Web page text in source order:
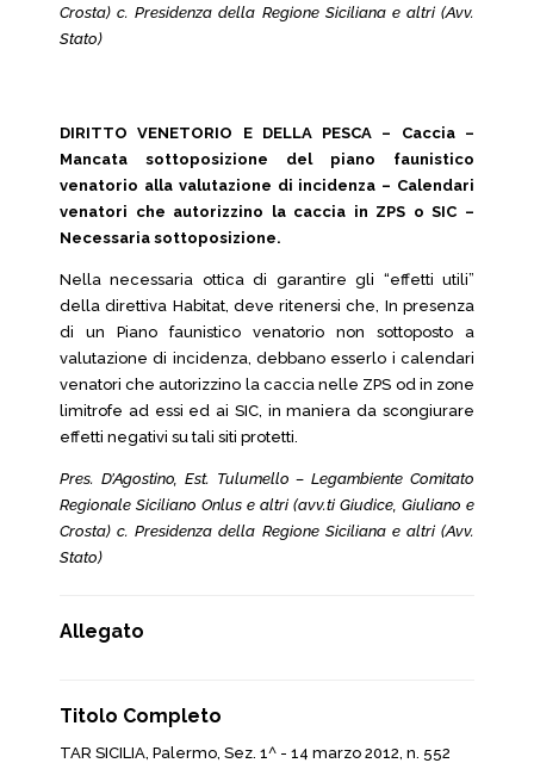
Crosta) c. Presidenza della Regione Siciliana e altri (Avv.
Stato)
DIRITTO VENETORIO E DELLA PESCA – Caccia –
Mancata sottoposizione del piano faunistico
venatorio alla valutazione di incidenza – Calendari
venatori che autorizzino la caccia in ZPS o SIC –
Necessaria sottoposizione.
Nella necessaria ottica di garantire gli “effetti utili”
della direttiva Habitat, deve ritenersi che, In presenza
di un Piano faunistico venatorio non sottoposto a
valutazione di incidenza, debbano esserlo i calendari
venatori che autorizzino la caccia nelle ZPS od in zone
limitrofe ad essi ed ai SIC, in maniera da scongiurare
effetti negativi su tali siti protetti.
Pres. D’Agostino, Est. Tulumello – Legambiente Comitato
Regionale Siciliano Onlus e altri (avv.ti Giudice, Giuliano e
Crosta) c. Presidenza della Regione Siciliana e altri (Avv.
Stato)
Allegato
Titolo Completo
TAR SICILIA, Palermo, Sez. 1^ - 14 marzo 2012, n. 552